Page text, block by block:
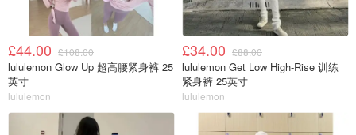
£44.00 £108.00
lululemon Glow Up 超高腰紧身裤 25
英寸
lululemon
£34.00 £88.00
lululemon Get Low High-Rise 训练
紧身裤 25英寸
lululemon